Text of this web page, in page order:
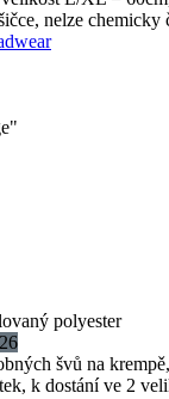
nelze chemicky
polyester
švů na
k dostání ve 2